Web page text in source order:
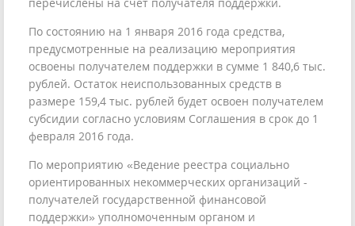
По состоянию на 1 января 2016 года средства,
предусмотренные на реализацию мероприятия
освоены получателем поддержки в сумме 1 840,6 тыс.
рублей. Остаток неиспользованных средств в
размере 159,4 тыс. рублей будет освоен получателем
субсидии согласно условиям Соглашения в срок до 1
февраля 2016 года.
По мероприятию «Ведение реестра социально
ориентированных некоммерческих организаций -
получателей государственной финансовой
поддержки» уполномоченным органом и